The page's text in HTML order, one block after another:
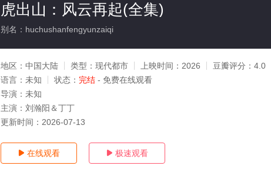
虎出山：风云再起(全集)
别名：huchushanfengyunzaiqi
地区： 中国大陆 类型： 现代都市 上映时间： 2026 豆瓣评分： 4.0
语言： 未知 状态： 完结 - 免费在线观看
导演： 未知
主演： 刘瀚阳＆丁丁
更新时间： 2026-07-13
 在线观看  极速观看